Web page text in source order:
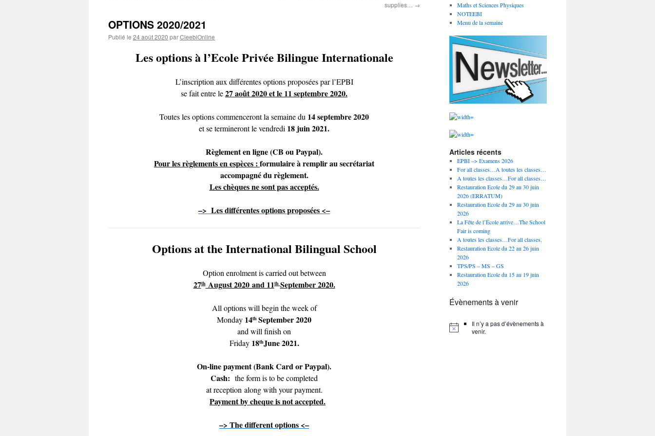
supplies… →
OPTIONS 2020/2021
Publié le 24 août 2020 parCleebiOnline
Les options à l’Ecole Privée Bilingue Internationale
L’inscription aux différentes options proposées par l’EPBI
se fait entre le27 août 2020 et le 11 septembre 2020.
Toutes les options commenceront la semaine du 14 septembre 2020
et se termineront le vendredi 18 juin 2021.
Règlement en ligne (CB ou Paypal).
Pour les règlements en espèces : formulaire à remplir au secrétariat
accompagné du règlement.
Les chèques ne sont pas acceptés.
–> Les différentes options proposées <–
Options at the International Bilingual School
Option enrolment is carried out between
27thAugust 2020 and 11thSeptember 2020.
All options will begin the week of
Monday 14th September 2020
and will finish on
Friday 18thJune 2021.
On-line payment (Bank Card or Paypal).
Cash: the form is to be completed
at reception along with your payment.
Payment by cheque is not accepted.
–> The different options <–
Maths et Sciences Physiques
NOTEEBI
Menu de la semaine
Articles récents
EPBI –> Examens 2026
For all classes…A toutes les classes…
A toutes les classes…For all classes…
Restauration Ecole du 29 au 30 juin
2026 (ERRATUM)
Restauration Ecole du 29 au 30 juin
2026
La Fête de l’École arrive…The School
Fair is coming
A toutes les classes…For all classes.
Restauration Ecole du 22 au 26 juin
2026
TPS/PS – MS – GS
Restauration Ecole du 15 au 19 juin
2026
Évènements à venir
Il n’y a pas d’évènements à
venir.